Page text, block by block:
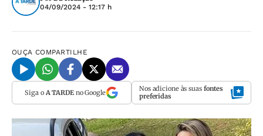
04/09/2024 - 12:17 h
OUÇA COMPARTILHE
Siga o A TARDEno Google Nos adicione às suas fontes
preferidas